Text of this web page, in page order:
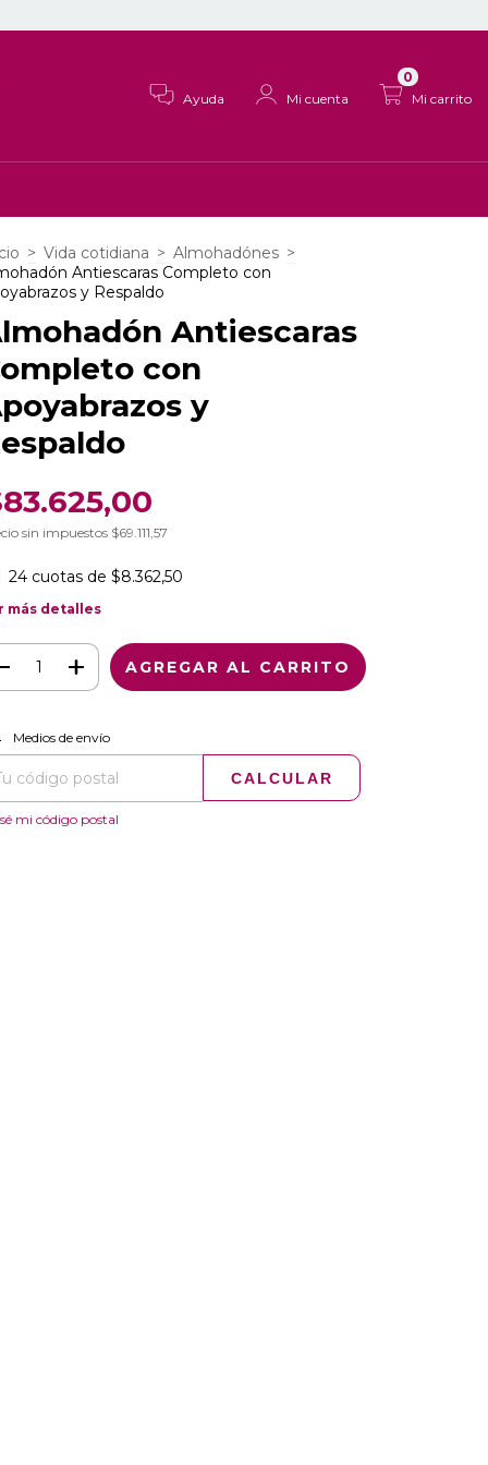
Ayuda Mi cuenta Mi carrito
0
> Vida cotidiana > Almohadónes >
Antiescaras Completo con
y Respaldo
Antiescaras
con
y
sin impuestos $69.111,57
24 cuotas de $8.362,50
más detalles
para el CP:
Medios de envío
CALCULAR
mi código postal